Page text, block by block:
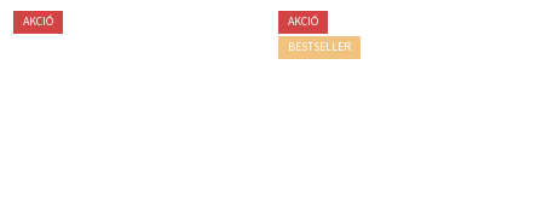
AKCIÓ
AKCIÓ
BESTSELLER